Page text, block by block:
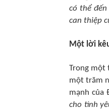
có thể
can thiệp
Một lời
Trong một
một trăm
mạnh của
cho tình